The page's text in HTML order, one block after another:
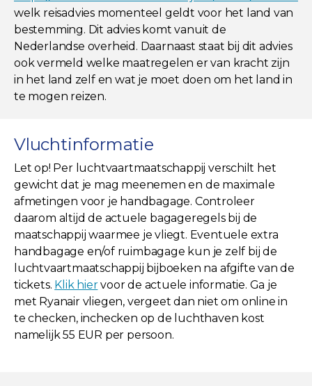
welk reisadvies momenteel geldt voor het land van
bestemming. Dit advies komt vanuit de
Nederlandse overheid. Daarnaast staat bij dit advies
ook vermeld welke maatregelen er van kracht zijn
in het land zelf en wat je moet doen om het land in
te mogen reizen.
Vluchtinformatie
Let op! Per luchtvaartmaatschappij verschilt het
gewicht dat je mag meenemen en de maximale
afmetingen voor je handbagage. Controleer
daarom altijd de actuele bagageregels bij de
maatschappij waarmee je vliegt. Eventuele extra
handbagage en/of ruimbagage kun je zelf bij de
luchtvaartmaatschappij bijboeken na afgifte van de
tickets. Klik hiervoor de actuele informatie. Ga je
met Ryanair vliegen, vergeet dan niet om online in
te checken, inchecken op de luchthaven kost
namelijk 55 EUR per persoon.